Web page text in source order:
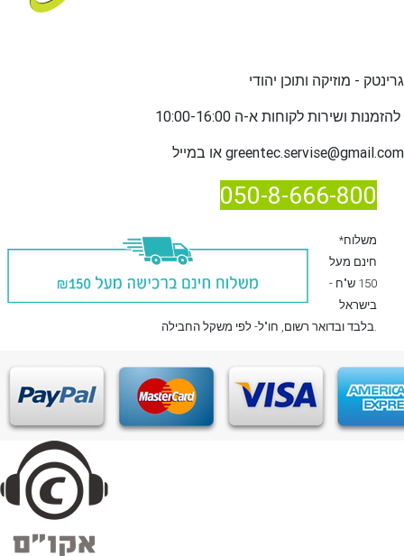
גרינטק - מוזיקה ותוכן יהודי
להזמנות ו
greentec.servise@gmail.com
050-8-666-800
*משלוח
חינם מעל
150 ש"ח -
בישראל
בלבדובדואר רשום , חו"ל- לפי משקל החבילה.